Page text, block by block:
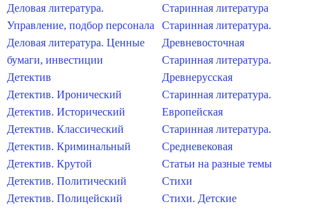
Деловая литература.
Управление, подбор персонала
Деловая литература. Ценные
бумаги, инвестиции
Детектив
Детектив. Иронический
Детектив. Исторический
Детектив. Классический
Детектив. Криминальный
Детектив. Крутой
Детектив. Политический
Детектив. Полицейский
Старинная литература
Старинная литература.
Древневосточная
Старинная литература.
Древнерусская
Старинная литература.
Европейская
Старинная литература.
Средневековая
Статьи на разные темы
Стихи
Стихи. Детские